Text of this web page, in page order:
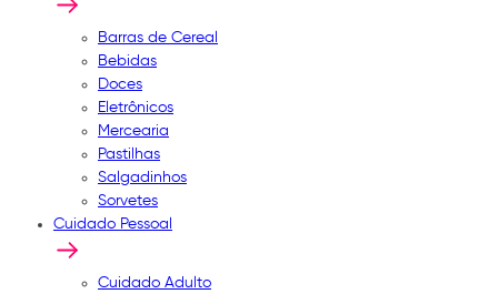
Barras de Cereal
Bebidas
Doces
Eletrônicos
Mercearia
Pastilhas
Salgadinhos
Sorvetes
Cuidado Pessoal
Cuidado Adulto